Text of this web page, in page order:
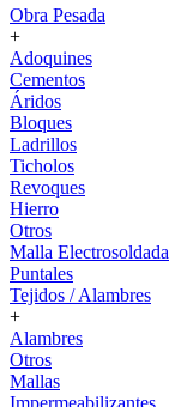
Obra Pesada
+
Adoquines
Cementos
Áridos
Bloques
Ladrillos
Ticholos
Revoques
Hierro
Otros
Malla Electrosoldada
Puntales
Tejidos / Alambres
+
Alambres
Otros
Mallas
Impermeabilizantes